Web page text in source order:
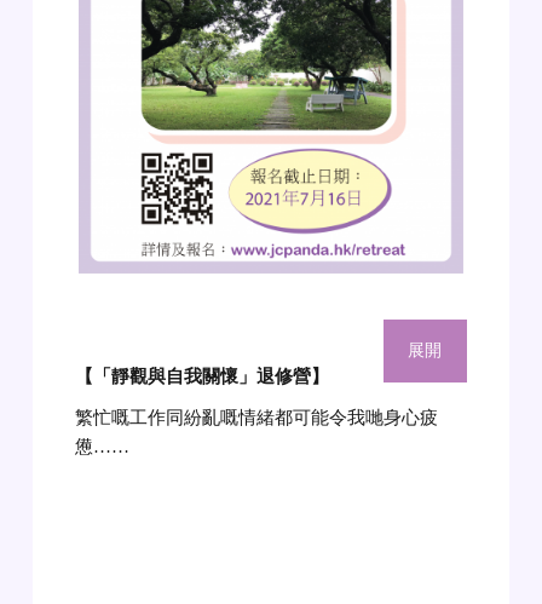
【「靜觀與自我關懷」退修營】
繁忙嘅工作同紛亂嘅情緒都可能令我哋身心疲
憊……
展開